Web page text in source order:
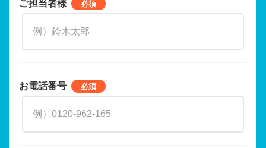
お電話番号